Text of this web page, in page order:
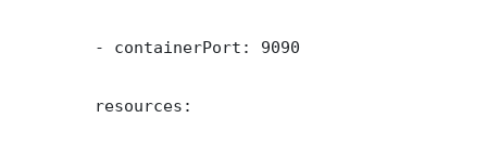
        - containerPort: 9090
        resources: